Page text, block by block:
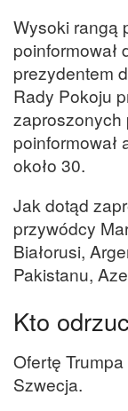
Wysoki rangą
poinformował
prezydentem
Rady Pokoju
zaproszonych
poinformował
około 30.
Jak dotąd
przywódcy
Białorusi,
Pakistanu,
Kto
Ofertę
Szwecja.